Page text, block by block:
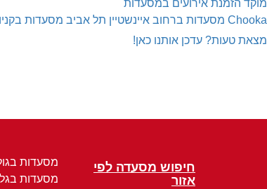
מוקד הזמנת אירועים במסעדות
Chooka מסעדות ברחוב איינשטיין תל אביב מסעדות
מצאת טעות? עדכן אותנו כאן!
חיפוש מסעדה לפי
אזור
מסעדות
מסעדות